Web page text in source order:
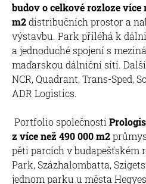
budov o celkové rozloze více
m2distribučních prostor a
výstavbu. Park přiléhá k
a jednoduché spojení s
maďarskou dálniční sítí.
NCR, Quadrant, Trans-Sped,
ADR
Portfolio společnosti
z více než 490 000 m2
pěti parcích v budapešťském
Park, Százhalombatta,
jednom parku u města